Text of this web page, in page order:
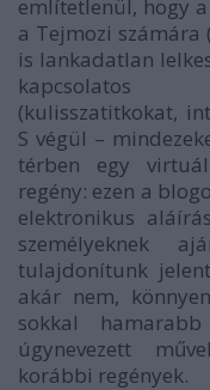
említetlenül, hogy
a Tejmozi számára
is lankadatlan
kapcsolatos
(kulisszatitkokat,
S végül –
térben egy
regény: ezen a
elektronikus
személyeknek
tulajdonítunk
akár nem,
sokkal
úgynevezett
korábbi regények.